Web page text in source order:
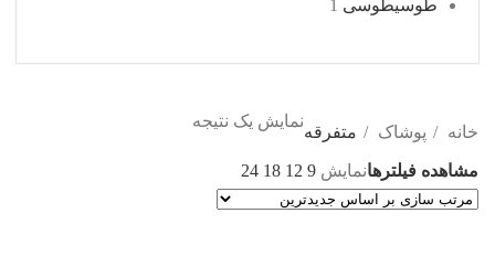
طوسیطوسی 1
خانه پوشاک متفرقه
نمایش یک نتیجه
مشاهده فیلترهانمایش 9
12
18
24